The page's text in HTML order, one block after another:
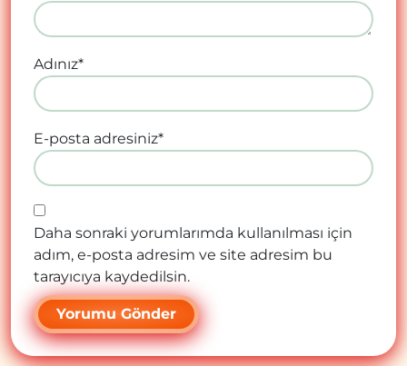
Adınız*
E-posta adresiniz*
Daha sonraki yorumlarımda kullanılması için
adım, e-posta adresim ve site adresim bu
tarayıcıya kaydedilsin.